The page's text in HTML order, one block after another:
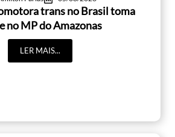
trans no Brasil toma
no MP do Amazonas
LER MAIS...